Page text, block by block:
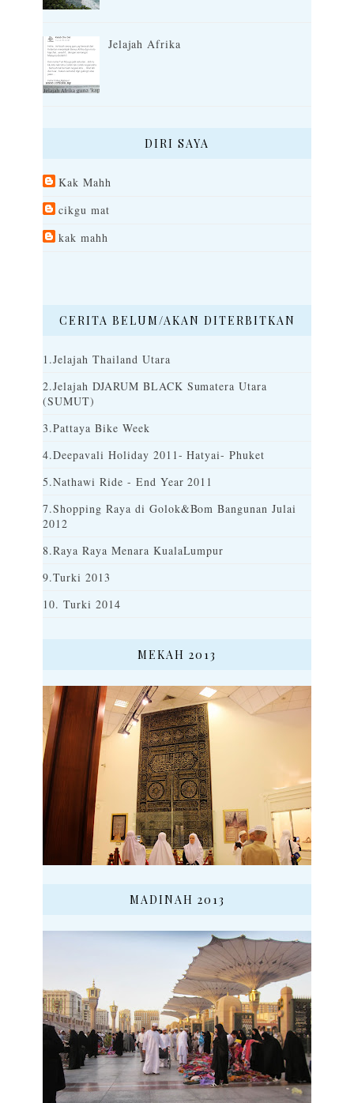
Jelajah Afrika
DIRI SAYA
Kak Mahh
cikgu mat
kak mahh
CERITA BELUM/AKAN DITERBITKAN
1.Jelajah Thailand Utara
2.Jelajah DJARUM BLACK Sumatera Utara
(SUMUT)
3.Pattaya Bike Week
4.Deepavali Holiday 2011- Hatyai- Phuket
5.Nathawi Ride - End Year 2011
7.Shopping Raya di Golok&Bom Bangunan Julai
2012
8.Raya Raya Menara KualaLumpur
9.Turki 2013
10. Turki 2014
MEKAH 2013
MADINAH 2013